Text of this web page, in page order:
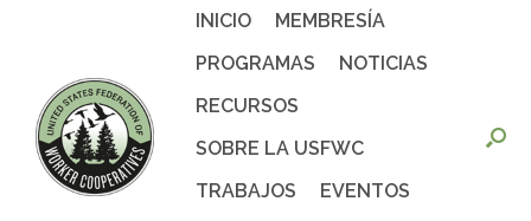
INICIO
MEMBRESÍA
PROGRAMAS
NOTICIAS
RECURSOS
SOBRE LA USFWC
TRABAJOS
EVENTOS